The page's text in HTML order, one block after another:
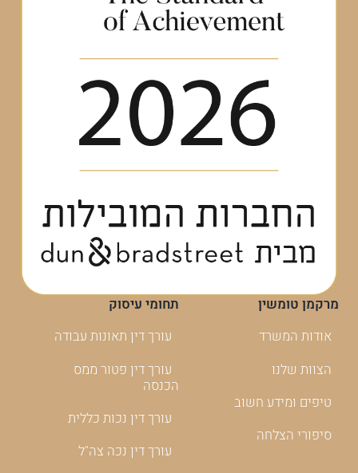
מרקמן טומשין
אודות המשרד
הצוות שלנו
טיפים ומידע חשוב
סיפורי הצלחה
תחומי עיסוק
עורך דין תאונות עבודה
עורך דין פטור ממס
הכנסה
עורך דין נכות כללית
עורך דין נכה צה"ל